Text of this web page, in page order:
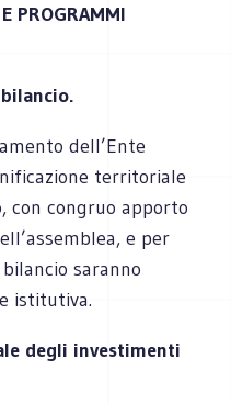
PROGRAMMI
dell’Ente
territoriale
con congruo apporto
e per
saranno
istitutiva.
degli investimenti